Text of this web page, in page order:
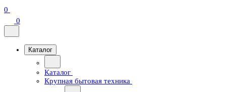
0
0
Каталог
Каталог
Крупная бытовая техника